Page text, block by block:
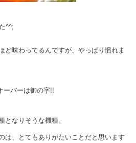
^^;
ど味わってるんですが、やっぱり慣れま
ーバーは御の字!!
となりそうな機種。
は、とてもありがたいことだと思います